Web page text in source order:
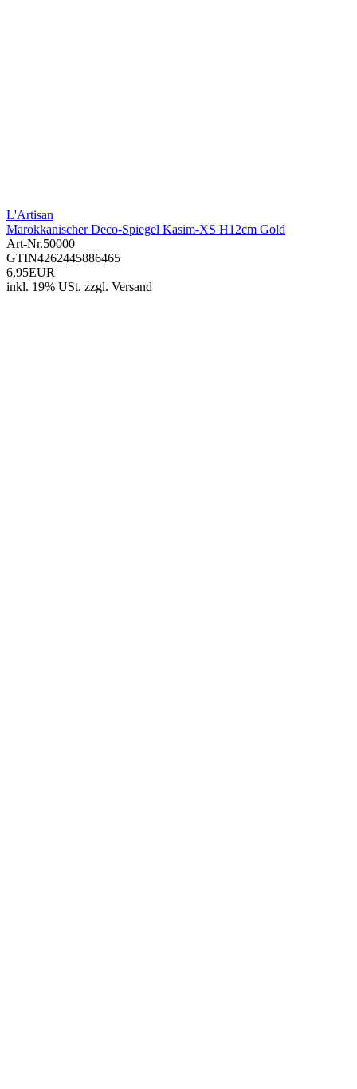
L'Artisan
Marokkanischer Deco-Spiegel Kasim-XS H12cm Gold
Art-Nr.50000
GTIN4262445886465
6,95EUR
inkl. 19% USt. zzgl. Versand